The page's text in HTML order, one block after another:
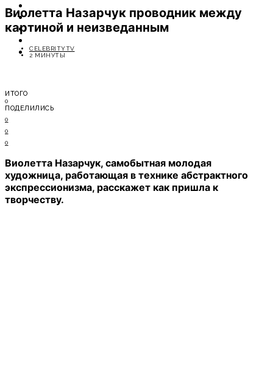
МОДА
ЛИЧНОСТЬ
СОВЕТЫ ЭКСПЕРТОВ
Виолетта Назарчук проводник между
картиной и неизведанным
CELEBRITYTV
2 МИНУТЫ
ИТОГО
0
ПОДЕЛИЛИСЬ
0
0
0
Виолетта Назарчук, самобытная молодая
художница, работающая в технике абстрактного
экспрессионизма, расскажет как пришла к
творчеству.